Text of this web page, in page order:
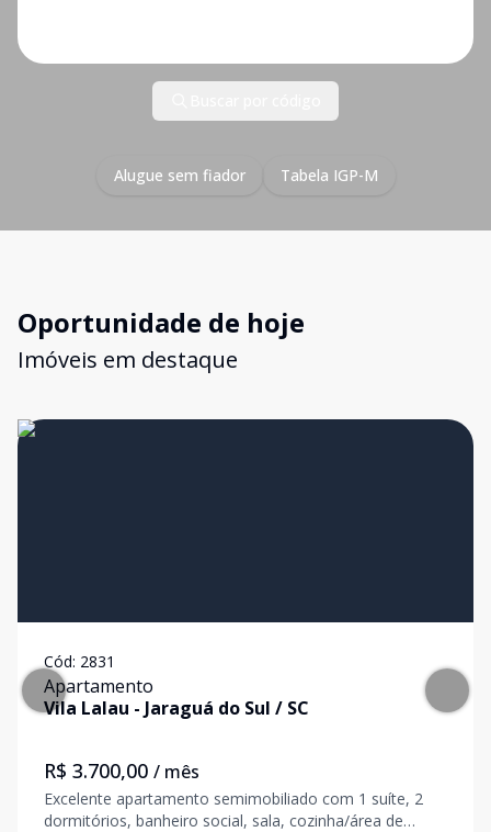
Alugue sem fiador Tabela IGP-M
Oportunidade de hoje
Imóveis em destaque
Cód: 2831
Apartamento
Vila Lalau - Jaraguá do Sul / SC
R$ 3.700,00 / mês
Excelente apartamento semimobiliado com 1 suíte, 2
dormitórios, banheiro social, sala, cozinha/área de